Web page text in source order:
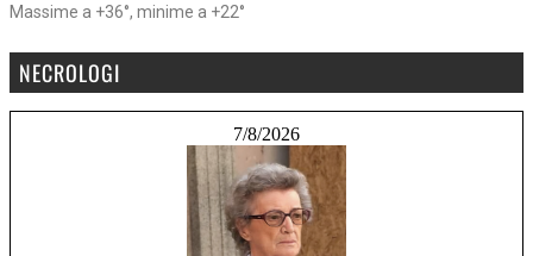
Massime a +36°, minime a +22°
NECROLOGI
7/8/2026